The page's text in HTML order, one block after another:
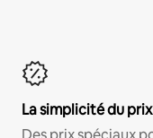
La simplicité du